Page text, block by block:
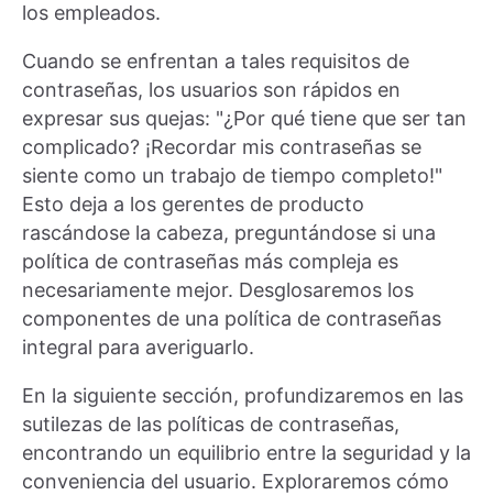
los empleados.
Cuando se enfrentan a tales requisitos de
contraseñas, los usuarios son rápidos en
expresar sus quejas: "¿Por qué tiene que ser tan
complicado? ¡Recordar mis contraseñas se
siente como un trabajo de tiempo completo!"
Esto deja a los gerentes de producto
rascándose la cabeza, preguntándose si una
política de contraseñas más compleja es
necesariamente mejor. Desglosaremos los
componentes de una política de contraseñas
integral para averiguarlo.
En la siguiente sección, profundizaremos en las
sutilezas de las políticas de contraseñas,
encontrando un equilibrio entre la seguridad y la
conveniencia del usuario. Exploraremos cómo